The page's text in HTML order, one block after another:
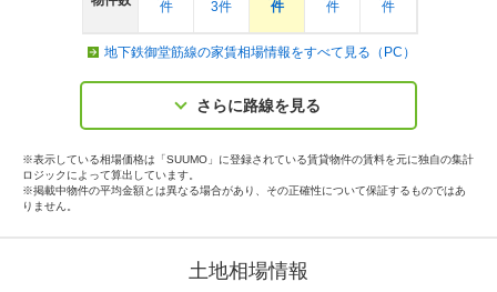
件
3件
件
件
件
地下鉄御堂筋線の家賃相場情報をすべて見る（PC）
さらに路線を見る
※表示している相場価格は「SUUMO」に登録されている賃貸物件の賃料を元に独自の集計
ロジックによって算出しています。
※掲載中物件の平均金額とは異なる場合があり、その正確性について保証するものではあ
りません。
土地相場情報